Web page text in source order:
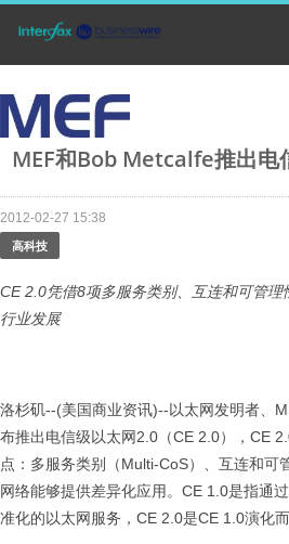
MEF和Bob Metcalfe推出电
2012-02-27 15:38
高科技
CE 2.0凭借8项多服务类别、互连和可管理
行业发展
洛杉矶--(美国商业资讯)--以太网发明者、
布推出电信级以太网2.0（CE 2.0），CE
点：多服务类别（Multi-CoS）、互连和可
网络能够提供差异化应用。CE 1.0是指通
准化的以太网服务，CE 2.0是CE 1.0演化